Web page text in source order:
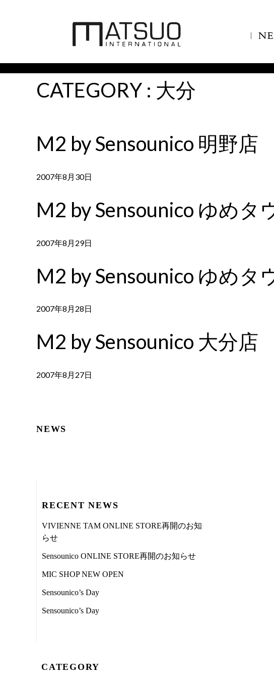
CATEGORY : 大分
M2 by Sensounico 明野店
2007年8月30日
M2 by Sensounico ゆめタ
2007年8月29日
M2 by Sensounico ゆめタ
2007年8月28日
M2 by Sensounico 大分店
2007年8月27日
NEWS
RECENT NEWS
VIVIENNE TAM ONLINE STORE再開のお知
らせ
Sensounico ONLINE STORE再開のお知らせ
MIC SHOP NEW OPEN
Sensounico’s Day
Sensounico’s Day
CATEGORY